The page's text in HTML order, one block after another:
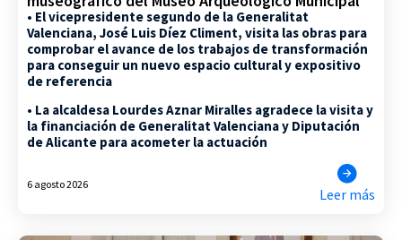
• El vicepresidente segundo de la Generalitat
Valenciana, José Luis Díez Climent, visita las obras para
comprobar el avance de los trabajos de transformación
para conseguir un nuevo espacio cultural y expositivo
de referencia
• La alcaldesa Lourdes Aznar Miralles agradece la visita y
la financiación de Generalitat Valenciana y Diputación
de Alicante para acometer la actuación
6 agosto 2026
Leer más